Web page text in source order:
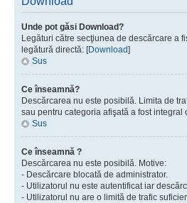
Unde pot găsi Download?
Legături către secţiunea de descărcare a
legătură directă: [Download]
Sus
Ce înseamnă?
Descărcarea nu este posibilă. Limita de
sau pentru categoria afişată a fost integral
Sus
Ce înseamnă ?
Descărcarea nu este posibilă. Motive:
- Descărcare blocată de administrator.
- Utilizatorul nu este autentificat iar
- Utilizatorul nu are o limită de trafic